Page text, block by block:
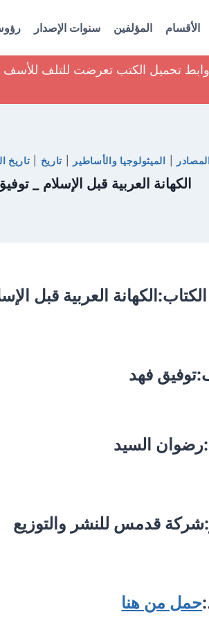
الأقسام المؤلفين سنوات الإصدار
روابط تحميل الكتب تعرضت للتلف
المصادر الميثولوجيا والأساطير تاريخ تاريخ
الكهانة العربية قبل الإسلام _
العربية قبل
فهد
السيد
قدمس للنشر والتوزيع
حمل من هنا